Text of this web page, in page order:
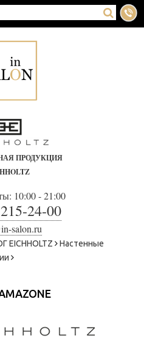
ПРОДУКЦИЯ
10:00 - 21:00
24-00
salon.ru
Настенные